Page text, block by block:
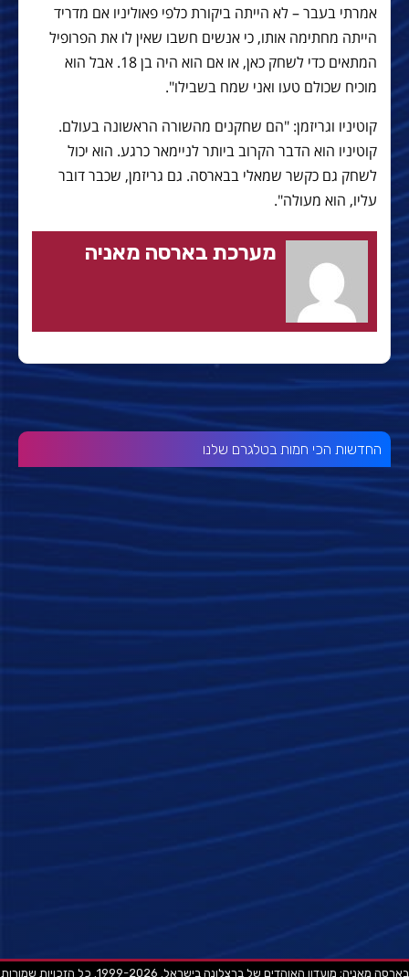
אמרתי בעבר – לא הייתה ביקורת כלפי פאוליניו אם מדריד
הייתה מחתימה אותו, כי אנשים חשבו שאין לו את הפרופיל
המתאים כדי לשחק כאן, או אם הוא היה בן 18. אבל הוא
מוכיח שכולם טעו ואני שמח בשבילו".
קוטיניו וגריזמן: "הם שחקנים מהשורה הראשונה בעולם.
קוטיניו הוא הדבר הקרוב ביותר לניימאר כרגע. הוא יכול
לשחק גם כקשר שמאלי בבארסה. גם גריזמן, שכבר דובר
עליו, הוא מעולה".
מערכת בארסה מאניה
החדשות הכי חמות בטלגרם שלנו
בארסה מאניה: מועדון האוהדים של ברצלונה בישראל. 1999-2026. כל הזכויות שמורות